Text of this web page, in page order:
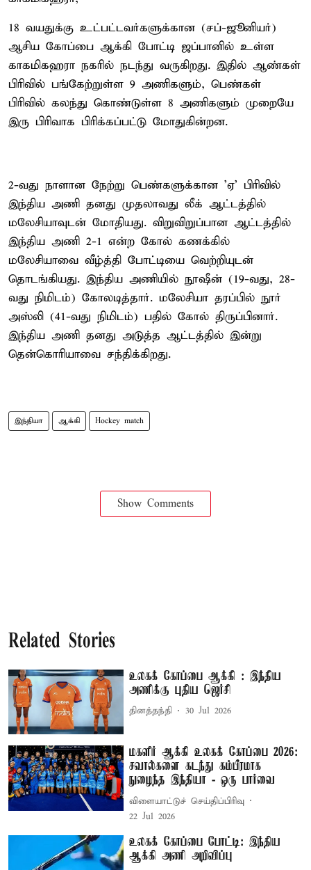
18 வயதுக்கு உட்பட்டவர்களுக்கான (சப்-ஜூனியர்)
ஆசிய கோப்பை ஆக்கி போட்டி ஜப்பானில் உள்ள
காகமிகஹரா நகரில் நடந்து வருகிறது. இதில் ஆண்கள்
பிரிவில் பங்கேற்றுள்ள 9 அணிகளும், பெண்கள்
பிரிவில் கலந்து கொண்டுள்ள 8 அணிகளும் முறையே
இரு பிரிவாக பிரிக்கப்பட்டு மோதுகின்றன.
2-வது நாளான நேற்று பெண்களுக்கான 'ஏ' பிரிவில்
இந்திய அணி தனது முதலாவது லீக் ஆட்டத்தில்
மலேசியாவுடன் மோதியது. விறுவிறுப்பான ஆட்டத்தில்
இந்திய அணி 2-1 என்ற கோல் கணக்கில்
மலேசியாவை வீழ்த்தி போட்டியை வெற்றியுடன்
தொடங்கியது. இந்திய அணியில் நூஷீன் (19-வது, 28-
வது நிமிடம்) கோலடித்தார். மலேசியா தரப்பில் நூர்
அஸ்லி (41-வது நிமிடம்) பதில் கோல் திருப்பினார்.
இந்திய அணி தனது அடுத்த ஆட்டத்தில் இன்று
தென்கொரியாவை சந்திக்கிறது.
இந்தியா ஆக்கி Hockey match
Show Comments
Related Stories
உலகக் கோப்பை ஆக்கி : இந்திய
அணிக்கு புதிய ஜெர்சி
தினத்தந்தி 30 Jul 2026
மகளிர் ஆக்கி உலகக் கோப்பை 2026:
சவால்களை கடந்து கம்பீரமாக
நுழைந்த இந்தியா - ஒரு பார்வை
விளையாட்டுச் செய்திப்பிரிவு
22 Jul 2026
உலகக் கோப்பை போட்டி: இந்திய
ஆக்கி அணி அறிவிப்பு